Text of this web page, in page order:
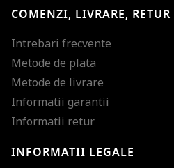
COMENZI, LIVRARE, RETUR
Intrebari frecvente
Metode de plata
Metode de livrare
Informatii garantii
Informatii retur
INFORMATII LEGALE